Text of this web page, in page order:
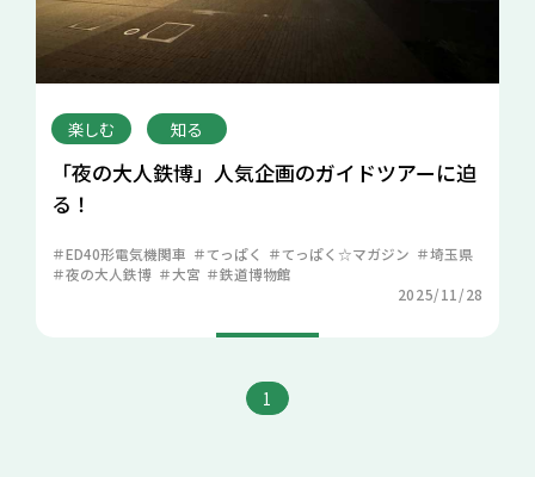
楽しむ 知る
「夜の大人鉄博」人気企画のガイドツアーに迫
る！
ED40形電気機関車 てっぱく てっぱく☆マガジン
埼玉県
夜の大人鉄博
大宮
鉄道博物館
2025/11/28
1